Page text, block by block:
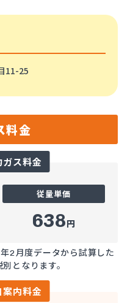
11-25
料金
ス料金
従量単価
638円
2月度データから試算した
となります。
内料金